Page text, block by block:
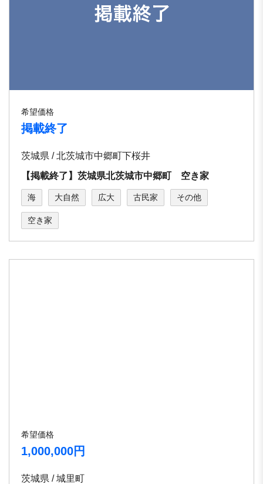
希望価格
掲載終了
茨城県 / 北茨城市中郷町下桜井
【掲載終了】茨城県北茨城市中郷町 空き家
海 大自然 広大 古民家 その他
空き家
希望価格
1,000,000円
茨城県 / 城里町